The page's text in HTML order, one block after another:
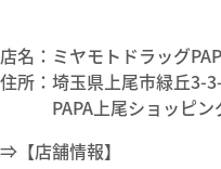
店名：ミヤモトドラッグ
住所：埼玉県上尾市緑丘3-
PAPA上尾ショッピン
⇒【店舗情報】